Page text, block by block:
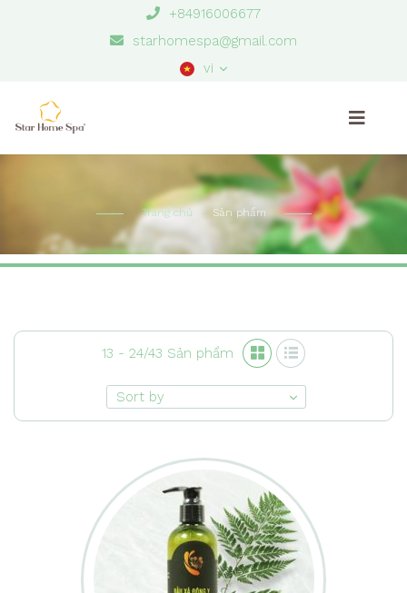
+84916006677
starhomespa@gmail.com
vi
Trang chủ Sản phẩm
13 - 24/43 Sản phẩm